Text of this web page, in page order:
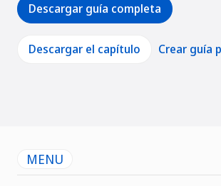
Descargar guía completa
Descargar el capítulo Crear guía
MENU